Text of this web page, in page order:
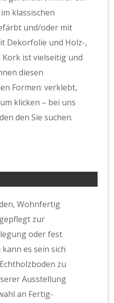
klassischen
und/oder mit
Dekorfolie und Holz-,
ist vielseitig und
diesen
Formen: verklebt,
klicken – bei uns
den Sie suchen.
Wohnfertig
zur
oder fest
es sein sich
zu
Ausstellung
an Fertig-